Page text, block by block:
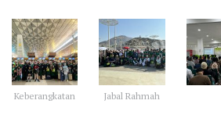
Keberangkatan Jabal Rahmah